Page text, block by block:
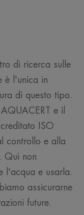
di ricerca sulle
è l'unica in
di questo tipo.
e il
ISO
controllo e alla
Qui non
l'acqua e usarla.
assicurarne
future.